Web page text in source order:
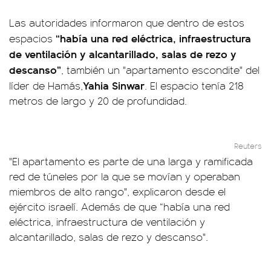
Las autoridades informaron que dentro de estos
espacios “había una red eléctrica, infraestructura
de ventilación y alcantarillado, salas de rezo y
descanso”, también un "apartamento escondite" del
líder de Hamás,Yahia Sinwar. El espacio tenía 218
metros de largo y 20 de profundidad.
Reuters
"El apartamento es parte de una larga y ramificada
red de túneles por la que se movían y operaban
miembros de alto rango", explicaron desde el
ejército israelí. Además de que “había una red
eléctrica, infraestructura de ventilación y
alcantarillado, salas de rezo y descanso".